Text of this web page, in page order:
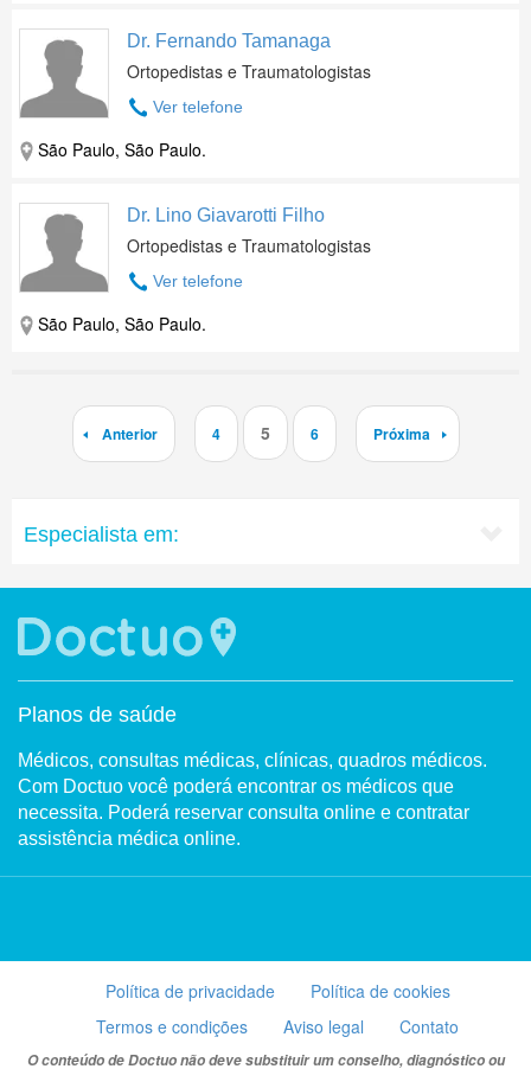
Dr. Fernando Tamanaga
Ortopedistas e Traumatologistas
Ver telefone
São Paulo, São Paulo.
Dr. Lino Giavarotti Filho
Ortopedistas e Traumatologistas
Ver telefone
São Paulo, São Paulo.
Anterior 4 5 6 Próxima
Especialista em:
Planos de saúde
Médicos, consultas médicas, clínicas, quadros médicos.
Com Doctuo você poderá encontrar os médicos que
necessita. Poderá reservar consulta online e contratar
assistência médica online.
Política de privacidade
Política de cookies
Termos e condições
Aviso legal Contato
O conteúdo de Doctuo não deve substituir um conselho, diagnóstico ou